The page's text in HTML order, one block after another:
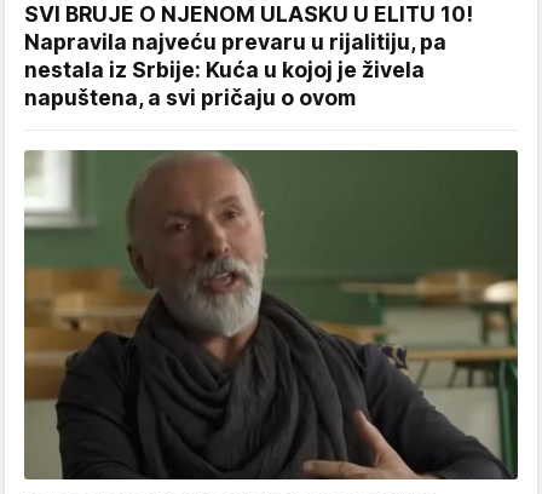
SVI BRUJE O NJENOM ULASKU U ELITU 10!
Napravila najveću prevaru u rijalitiju, pa
nestala iz Srbije: Kuća u kojoj je živela
napuštena, a svi pričaju o ovom